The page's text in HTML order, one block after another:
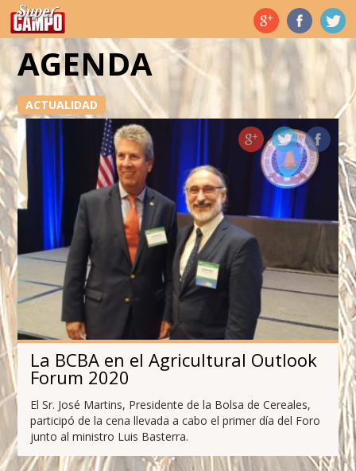
Temas de hoy
AGENDA
ACTUALIDAD
La BCBA en el Agricultural Outlook
Forum 2020
El Sr. José Martins, Presidente de la Bolsa de Cereales,
participó de la cena llevada a cabo el primer día del Foro
junto al ministro Luis Basterra.